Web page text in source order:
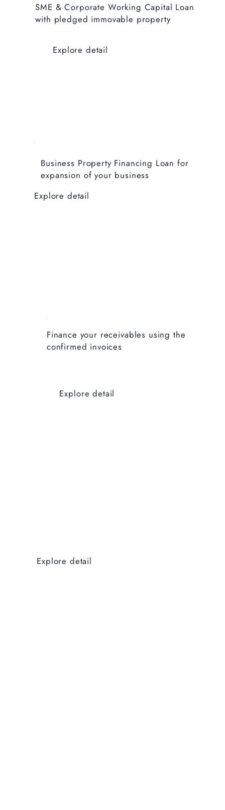
Explore detail
SME & Corporate Working Capital Loan
with pledged immovable property
Explore detail
Finance your receivables using the
confirmed invoices
Explore detail
Business Property Financing Loan for
expansion of your business
Explore detail